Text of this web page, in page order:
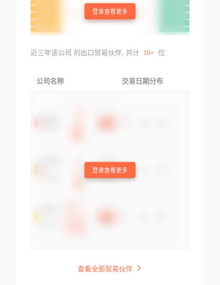
登录查看更多
近三年该公司 的出口贸易伙伴, 共计 10+ 位
公司名称 交易日期分布
登录查看更多
查看全部贸易伙伴